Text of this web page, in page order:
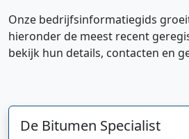
Onze bedrijfsinformatiegids
hieronder de meest recent
bekijk hun details, contacten en
De Bitumen Specialist